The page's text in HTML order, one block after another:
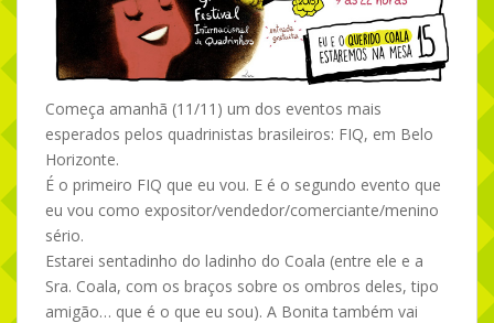
Começa amanhã (11/11) um dos eventos mais
esperados pelos quadrinistas brasileiros: FIQ, em Belo
Horizonte.
É o primeiro FIQ que eu vou. E é o segundo evento que
eu vou como expositor/vendedor/comerciante/menino
sério.
Estarei sentadinho do ladinho do Coala (entre ele e a
Sra. Coala, com os braços sobre os ombros deles, tipo
amigão… que é o que eu sou). A Bonita também vai